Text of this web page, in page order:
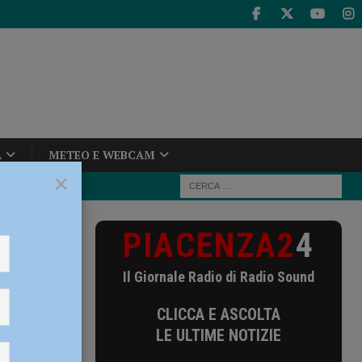
METEO E WEBCAM
PIACENZA24
Il Giornale Radio di Radio Sound
CLICCA E ASCOLTA
LE ULTIME NOTIZIE
×